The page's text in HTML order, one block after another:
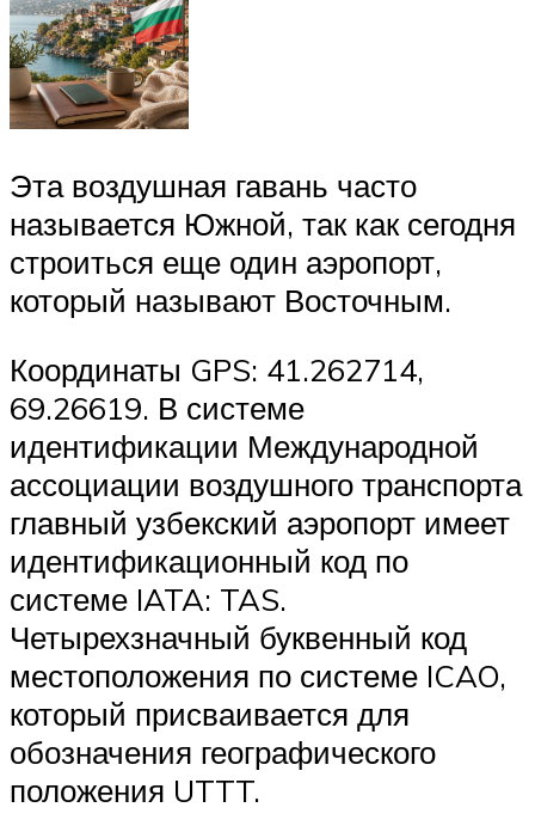
Эта воздушная гавань часто
называется Южной, так как сегодня
строиться еще один аэропорт,
который называют Восточным.
Координаты GPS: 41.262714,
69.26619. В системе
идентификации Международной
ассоциации воздушного транспорта
главный узбекский аэропорт имеет
идентификационный код по
системе IATA: TAS.
Четырехзначный буквенный код
местоположения по системе ICAO,
который присваивается для
обозначения географического
положения UTTT.